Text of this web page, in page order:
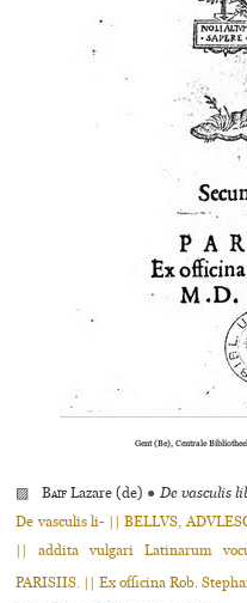
Gent (Be), Centrale
▨Baïf Lazare (de) ● De vasculis
De vasculis li- || BELLVS,
|| addita vulgari Latinarum
PARISIIS. || Ex officina Rob.